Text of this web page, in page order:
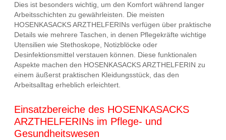
Dies ist besonders wichtig, um den Komfort während langer
Arbeitsschichten zu gewährleisten. Die meisten
HOSENKASACKS ARZTHELFERINs verfügen über praktische
Details wie mehrere Taschen, in denen Pflegekräfte wichtige
Utensilien wie Stethoskope, Notizblöcke oder
Desinfektionsmittel verstauen können. Diese funktionalen
Aspekte machen den HOSENKASACKS ARZTHELFERIN zu
einem äußerst praktischen Kleidungsstück, das den
Arbeitsalltag erheblich erleichtert.
Einsatzbereiche des HOSENKASACKS
ARZTHELFERINs im Pflege- und
Gesundheitswesen